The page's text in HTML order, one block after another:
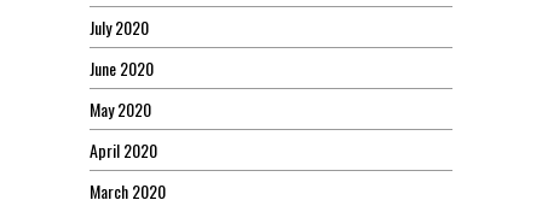
July 2020
June 2020
May 2020
April 2020
March 2020